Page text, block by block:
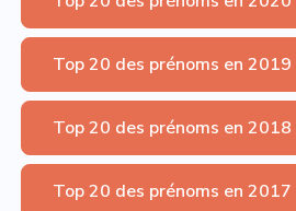
Top 20 des prénoms en 2019
Top 20 des prénoms en 2018
Top 20 des prénoms en 2017